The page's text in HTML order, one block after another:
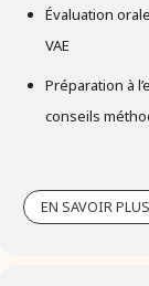
Évaluation
VAE
Préparation à
conseils
EN SAVOIR PLUS